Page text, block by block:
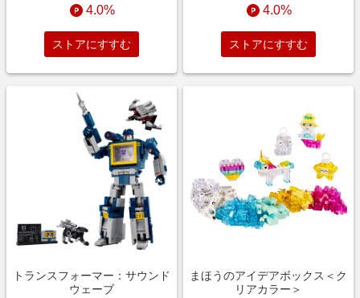
4.0%
ストアにすすむ
4.0%
ストアにすすむ
トランスフォーマー：サウンド
ウェーブ
まほうのアイデアボックス＜ク
リアカラー＞